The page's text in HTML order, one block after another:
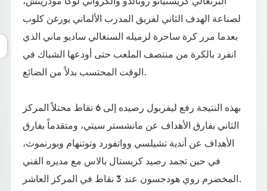
لصناعة الهدف الثاني لفريق المدرب الألماني يورغن كلوب
بعدما مرر كرة ساحرة لزميله السنغالي ساديو ماني الذي
انفرد بالكرة من منتصف الملعب حتى أودعها الشباك في
الوقت المحتسب بدلاً من الضائع.
بهذه النتيجة رفع ليفربول رصيده إلى 6 نقاط محتلاً المركز
الثاني بفارق الأهداف عن مانشستر سيتي، ومتقدماً بفارق
الأهداف عن أندية تشيلسي وواتفورد وتوتنهام وبورنموث،
في حين تجمد رصيد كريستال بالاس مع مديره الفني
المخضرم روي هودجسون عند 3 نقاط في المركز العاشر.